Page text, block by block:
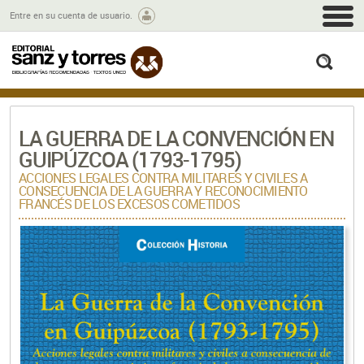
Entre en su cuenta de usuario.
LA GUERRA DE LA CONVENCIÓN EN
GUIPÚZCOA (1793-1795)
ACCIONES LEGALES CONTRA MILITARES Y CIVILES A
CONSECUENCIA DE LA GUERRA Y RECONOCIMIENTO
FRANCÉS DE LOS EXCESOS COMETIDOS